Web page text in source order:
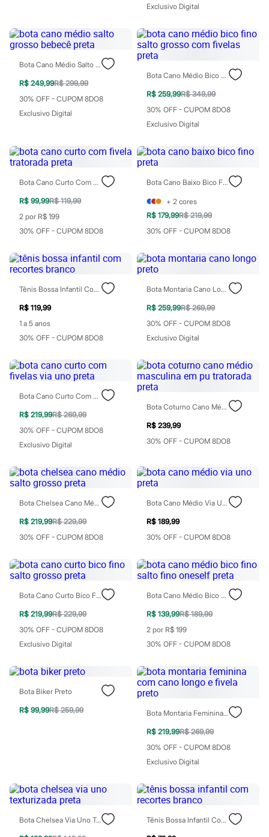
Botas
Chinelos
Sapatos
Tênis
Moda esportiva
Acessórios
Bermudas
Camisetas
Regatas
Moda íntima
Cuecas
Meias
Pijamas
Moda praia
Personagens
Plus size
Blusas e Camisetas
Camisas
Casacos e Jaquetas
Jeans
Moda esportiva
Shorts e Bermudas
Todos os produtos
Em alta
Arrumadinho para os meninos
Inverno
Novidades
Roupas menina
0 a 24 meses
1 a 5 anos
4 a 12 anos
10 a 16 anos
Roupas menino
0 a 24 meses
4 a 12 anos
10 a 16 anos
Acessórios
Recém-nascido
Chapéus
Calçados
Botas
Pantufas
Rasteirinhas
Tênis
Diversão
Marcas
Baby Club
Fifteen
Miss Fifteen
Palomino
Moda íntima
Cuecas
Meias
Pijamas
Bluey
Disney
Hello Kitty
Homem Aranha
Minecraft
Exclusivo Digital
Bota Cano Médio Salto Grosso Bebecê Preta
R$ 249,99R$ 299,99
30% OFF - CUPOM 8DO8
Exclusivo Digital
Bota Cano Médio Bico Fino Salto Grosso Com Fivelas Preta
R$ 259,99R$ 349,99
30% OFF - CUPOM 8DO8
Exclusivo Digital
Bota Cano Curto Com Fivela Tratorada Preta
R$ 99,99R$ 119,99
2 por R$ 199
30% OFF - CUPOM 8DO8
Bota Cano Baixo Bico Fino Preta
+ 2 cores
R$ 179,99R$ 219,99
30% OFF - CUPOM 8DO8
Tênis Bossa Infantil Com Recortes Branco
R$ 119,99
1 a 5 anos
30% OFF - CUPOM 8DO8
Bota Montaria Cano Longo Preto
R$ 259,99R$ 269,99
30% OFF - CUPOM 8DO8
Exclusivo Digital
Bota Cano Curto Com Fivelas Via Uno Preta
R$ 219,99R$ 269,99
30% OFF - CUPOM 8DO8
Exclusivo Digital
Bota Coturno Cano Médio Masculina Em Pu Tratorada Preta
R$ 239,99
30% OFF - CUPOM 8DO8
Bota Chelsea Cano Médio Salto Grosso Preta
R$ 219,99R$ 229,99
30% OFF - CUPOM 8DO8
Bota Cano Médio Via Uno Preta
R$ 189,99
30% OFF - CUPOM 8DO8
Bota Cano Curto Bico Fino Salto Grosso Preta
R$ 219,99R$ 229,99
30% OFF - CUPOM 8DO8
Exclusivo Digital
Bota Cano Médio Bico Fino Salto Fino Oneself Preta
R$ 139,99R$ 189,99
2 por R$ 199
30% OFF - CUPOM 8DO8
Bota Biker Preto
R$ 99,99R$ 259,99 Bota Montaria Feminina Com Cano Longo E Fivela Preto
R$ 219,99R$ 269,99
30% OFF - CUPOM 8DO8
Exclusivo Digital
Bota Chelsea Via Uno Texturizada Preta Tênis Bossa Infantil Com Recortes Branco